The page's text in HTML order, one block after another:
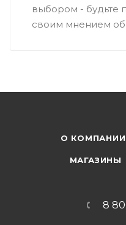
выбором - будьте
своим мнением об
О КОМПАНИИ
МАГАЗИНЫ
8